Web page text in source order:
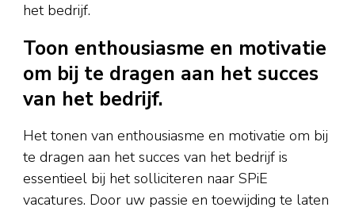
het bedrijf.
Toon enthousiasme en motivatie
om bij te dragen aan het succes
van het bedrijf.
Het tonen van enthousiasme en motivatie om bij
te dragen aan het succes van het bedrijf is
essentieel bij het solliciteren naar SPiE
vacatures. Door uw passie en toewijding te laten